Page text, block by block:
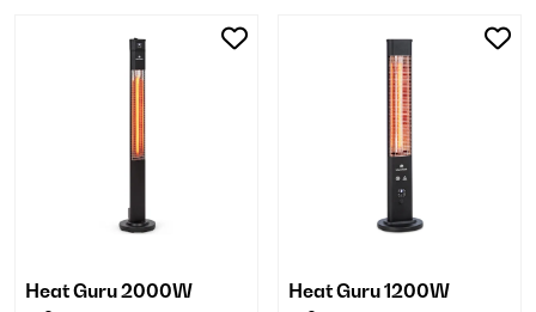
Heat Guru 2000W
Heat Guru 1200W